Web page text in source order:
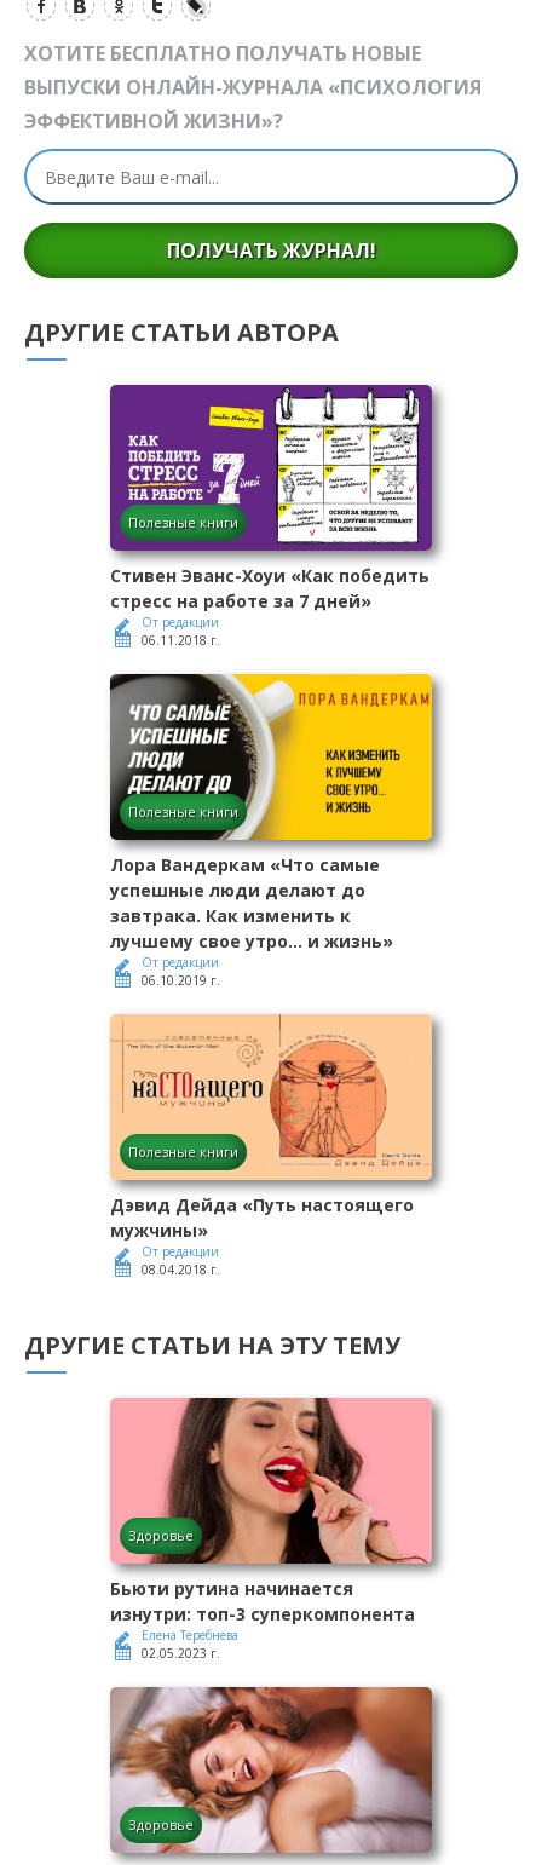
ХОТИТЕ БЕСПЛАТНО ПОЛУЧАТЬ НОВЫЕ
ВЫПУСКИ ОНЛАЙН-ЖУРНАЛА «ПСИХОЛОГИЯ
ЭФФЕКТИВНОЙ ЖИЗНИ»?
ПОЛУЧАТЬ ЖУРНАЛ!
ДРУГИЕ СТАТЬИ АВТОРА
Полезные книги
Стивен Эванс-Хоуи «Как победить
стресс на работе за 7 дней»
От редакции
06.11.2018 г.
Полезные книги
Лора Вандеркам «Что самые
успешные люди делают до
завтрака. Как изменить к
лучшему свое утро... и жизнь»
От редакции
06.10.2019 г.
Полезные книги
Дэвид Дейда «Путь настоящего
мужчины»
От редакции
08.04.2018 г.
ДРУГИЕ СТАТЬИ НА ЭТУ ТЕМУ
Здоровье
Бьюти рутина начинается
изнутри: топ-3 суперкомпонента
Елена Теребнева
02.05.2023 г.
Здоровье